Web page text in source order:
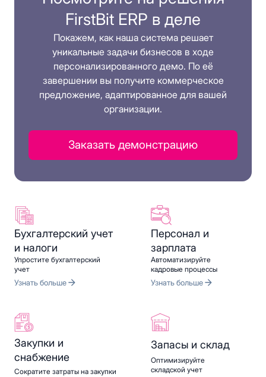
FirstBit ERP в деле
Покажем, как наша система решает
уникальные задачи бизнесов в ходе
персонализированного демо. По её
завершении вы получите коммерческое
предложение, адаптированное для вашей
организации.
Заказать демонстрацию
Бухгалтерский учет
и налоги
Упростите бухгалтерский
учет
Узнать больше
Персонал и
зарплата
Автоматизируйте
кадровые процессы
Узнать больше
Закупки и
снабжение
Сократите затраты на закупки
Запасы и склад
Оптимизируйте
складской учет